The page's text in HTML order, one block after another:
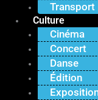
Transport
Culture
Cinéma
Concert
Danse
Édition